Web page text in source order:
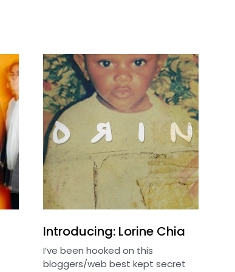
Introducing: Lorine Chia
I’ve been hooked on this
bloggers/web best kept secret